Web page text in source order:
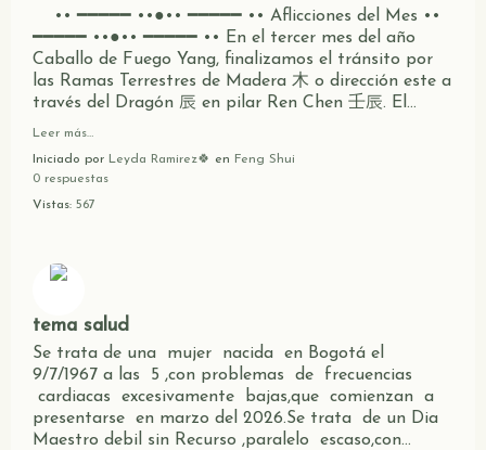
•• ━━━━━ ••●•• ━━━━━ •• Aflicciones del Mes ••
━━━━━ ••●•• ━━━━━ •• En el tercer mes del año
Caballo de Fuego Yang, finalizamos el tránsito por
las Ramas Terrestres de Madera 木 o dirección este a
través del Dragón 辰 en pilar Ren Chen 壬辰. El…
Leer más…
Iniciado por Leyda Ramirez🍀 en Feng Shui
0 respuestas
Vistas: 567
tema salud
Se trata de una mujer nacida en Bogotá el
9/7/1967 a las 5 ,con problemas de frecuencias
cardiacas excesivamente bajas,que comienzan a
presentarse en marzo del 2026.Se trata de un Dia
Maestro debil sin Recurso ,paralelo escaso,con…